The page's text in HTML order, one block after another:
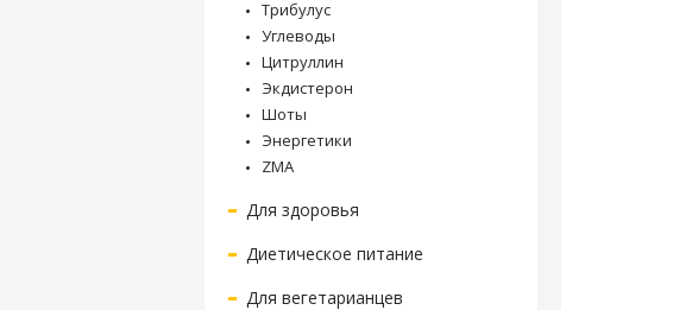
Трибулус
Углеводы
Цитруллин
Экдистерон
Шоты
Энергетики
ZMA
Для здоровья
Диетическое питание
Для вегетарианцев